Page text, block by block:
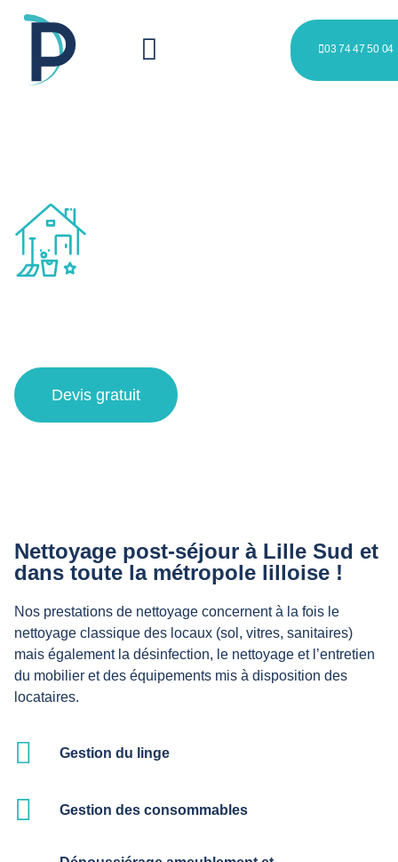
03 74 47 50 04
Devis gratuit
Nettoyage post-séjour à Lille Sud et
dans toute la métropole lilloise !
Nos prestations de nettoyage concernent à la fois le
nettoyage classique des locaux (sol, vitres, sanitaires)
mais également la désinfection, le nettoyage et l’entretien
du mobilier et des équipements mis à disposition des
locataires.
Gestion du linge
Gestion des consommables